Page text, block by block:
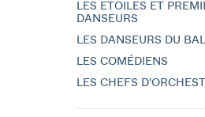
LES ETOILES ET
DANSEURS
LES DANSEURS DU
LES COMÉDIENS
LES CHEFS